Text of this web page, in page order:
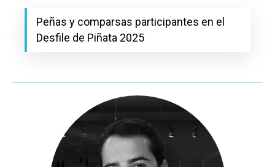
Peñas y comparsas participantes en el
Desfile de Piñata 2025